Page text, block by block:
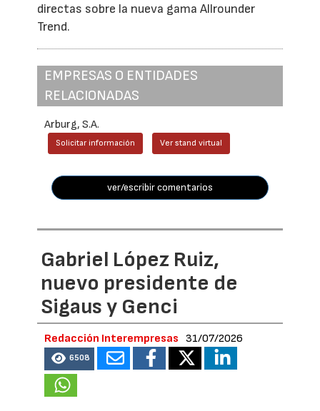
directas sobre la nueva gama Allrounder
Trend.
EMPRESAS O ENTIDADES
RELACIONADAS
Arburg, S.A.
Solicitar información Ver stand virtual
ver/escribir comentarios
Gabriel López Ruiz,
nuevo presidente de
Sigaus y Genci
Redacción Interempresas 31/07/2026
6508